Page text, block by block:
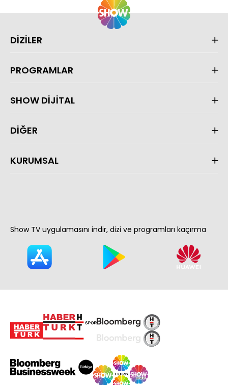
DİZİLER
PROGRAMLAR
SHOW DİJİTAL
DİĞER
KURUMSAL
Show TV uygulamasını indir, dizi ve programları kaçırma